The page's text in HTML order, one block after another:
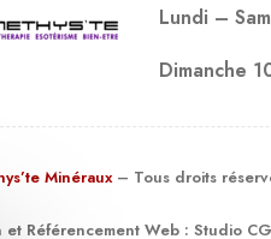
Lundi –
Dimanche
Minéraux – Tous droits
et Référencement Web : Studio